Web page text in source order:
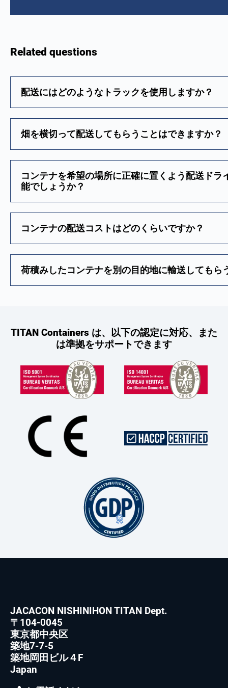
Related questions
配送にはどのようなトラックを使用しますか？
畑を横切って配送してもらうことはできますか？
コンテナを希望の場所に正確に置くよう配送ドラ
能でしょうか？
コンテナの配送コストはどのくらいですか？
荷積みしたコンテナを別の目的地に輸送してもら
TITAN Containers は、以下の認定に対応、また
は準拠をサポートできます
JACACON NISHINIHON TITAN Dept.
〒104-0045
東京都中央区
築地7-7-5
築地岡田ビル４F
Japan